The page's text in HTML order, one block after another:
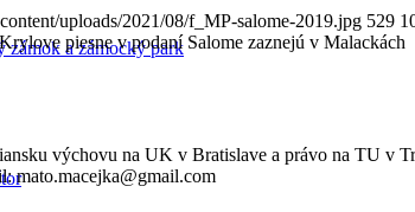
zámok a zámocký park
uploads/2021/08/f_MP-salome-2019.jpg 529
Krylove piesne v podaní Salome zaznejú v Malackách
výchovu na UK v Bratislave a právo na TU v
mato.macejka@gmail.com